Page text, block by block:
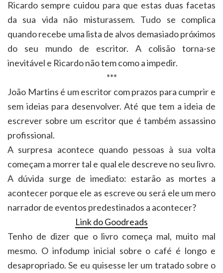
Ricardo sempre cuidou para que estas duas facetas
da sua vida não misturassem. Tudo se complica
quando recebe uma lista de alvos demasiado próximos
do seu mundo de escritor. A colisão torna-se
inevitável e Ricardo não tem como a impedir.
***
João Martins é um escritor com prazos para cumprir e
sem ideias para desenvolver. Até que tem a ideia de
escrever sobre um escritor que é também assassino
profissional.
A surpresa acontece quando pessoas à sua volta
começam a morrer tal e qual ele descreve no seu livro.
A dúvida surge de imediato: estarão as mortes a
acontecer porque ele as escreve ou será ele um mero
narrador de eventos predestinados a acontecer?
Link do Goodreads
Tenho de dizer que o livro começa mal, muito mal
mesmo. O infodump inicial sobre o café é longo e
desapropriado. Se eu quisesse ler um tratado sobre o